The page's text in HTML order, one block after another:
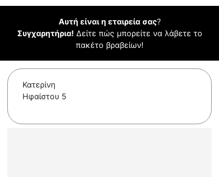
Αυτή είναι η εταιρεία σας?
Συγχαρητήρια! Δείτε πώς μπορείτε να λάβετε το
πακέτο βραβείων!
Κατερίνη
Ηφαίστου 5